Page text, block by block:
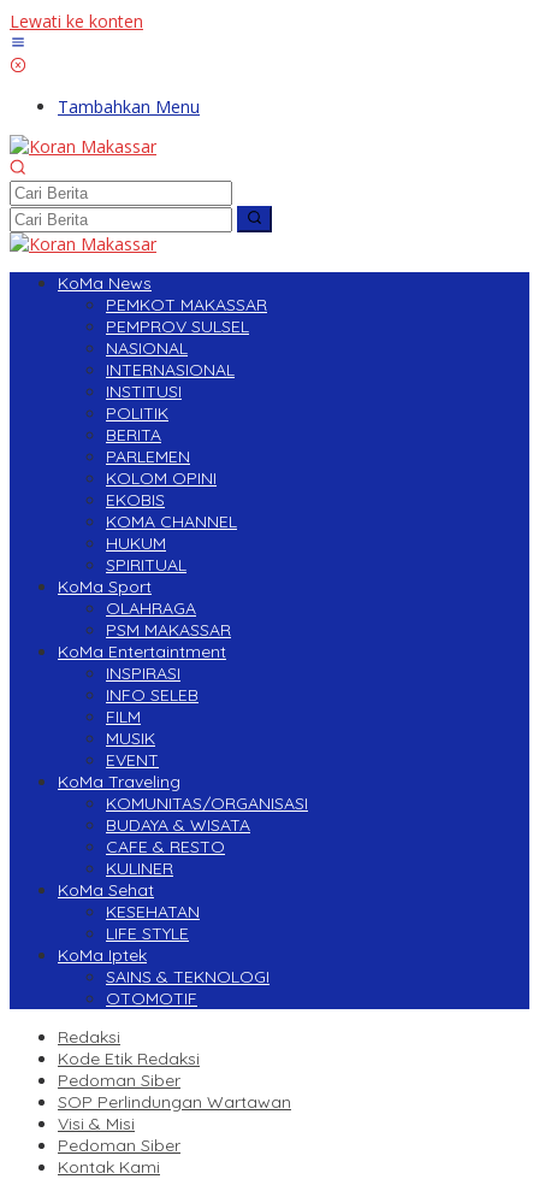
Lewati ke konten
Tambahkan Menu
KoMa News
PEMKOT MAKASSAR
PEMPROV SULSEL
NASIONAL
INTERNASIONAL
INSTITUSI
POLITIK
BERITA
PARLEMEN
KOLOM OPINI
EKOBIS
KOMA CHANNEL
HUKUM
SPIRITUAL
KoMa Sport
OLAHRAGA
PSM MAKASSAR
KoMa Entertaintment
INSPIRASI
INFO SELEB
FILM
MUSIK
EVENT
KoMa Traveling
KOMUNITAS/ORGANISASI
BUDAYA & WISATA
CAFE & RESTO
KULINER
KoMa Sehat
KESEHATAN
LIFE STYLE
KoMa Iptek
SAINS & TEKNOLOGI
OTOMOTIF
Redaksi
Kode Etik Redaksi
Pedoman Siber
SOP Perlindungan Wartawan
Visi & Misi
Pedoman Siber
Kontak Kami